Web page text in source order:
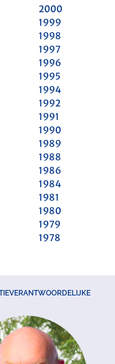
2000
1999
1998
1997
1996
1995
1994
1992
1991
1990
1989
1988
1986
1984
1981
1980
1979
1978